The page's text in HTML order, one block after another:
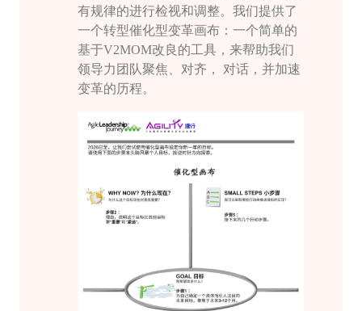
有规律的进行检视和调整。我们提供了
一个转型催化型变革画布：一个简单的
基于V2MOM改良的工具，来帮助我们
领导力团队聚焦、对齐， 对话，并加速
变革的历程。